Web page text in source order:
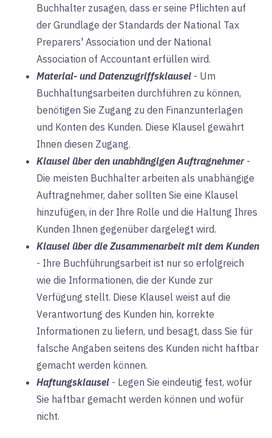
Buchhalter zusagen, dass er seine Pflichten auf
der Grundlage der Standards der National Tax
Preparers' Association und der National
Association of Accountant erfüllen wird.
Material- und Datenzugriffsklausel - Um
Buchhaltungsarbeiten durchführen zu können,
benötigen Sie Zugang zu den Finanzunterlagen
und Konten des Kunden. Diese Klausel gewährt
Ihnen diesen Zugang.
Klausel über den unabhängigen Auftragnehmer-
Die meisten Buchhalter arbeiten als unabhängige
Auftragnehmer, daher sollten Sie eine Klausel
hinzufügen, in der Ihre Rolle und die Haltung Ihres
Kunden Ihnen gegenüber dargelegt wird.
Klausel über die Zusammenarbeit mit dem Kunden
- Ihre Buchführungsarbeit ist nur so erfolgreich
wie die Informationen, die der Kunde zur
Verfügung stellt. Diese Klausel weist auf die
Verantwortung des Kunden hin, korrekte
Informationen zu liefern, und besagt, dass Sie für
falsche Angaben seitens des Kunden nicht haftbar
gemacht werden können.
Haftungsklausel - Legen Sie eindeutig fest, wofür
Sie haftbar gemacht werden können und wofür
nicht.